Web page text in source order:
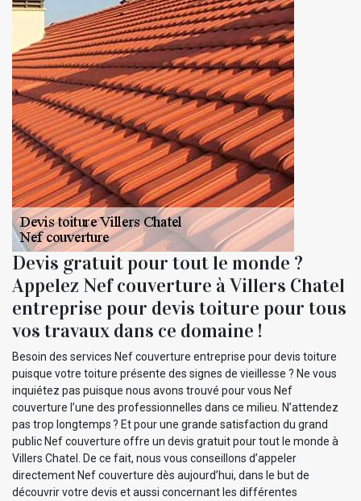
Devis gratuit pour tout le monde ?
Appelez Nef couverture à Villers Chatel
entreprise pour devis toiture pour tous
vos travaux dans ce domaine !
Besoin des services Nef couverture entreprise pour devis toiture
puisque votre toiture présente des signes de vieillesse ? Ne vous
inquiétez pas puisque nous avons trouvé pour vous Nef
couverture l’une des professionnelles dans ce milieu. N’attendez
pas trop longtemps ? Et pour une grande satisfaction du grand
public Nef couverture offre un devis gratuit pour tout le monde à
Villers Chatel. De ce fait, nous vous conseillons d’appeler
directement Nef couverture dès aujourd’hui, dans le but de
découvrir votre devis et aussi concernant les différentes